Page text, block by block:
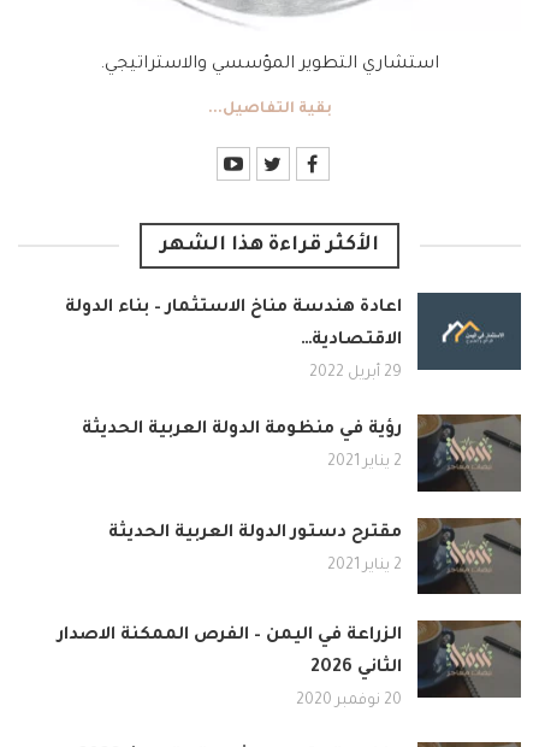
استشاري التطوير المؤسسي والاستراتيجي.
بقية التفاصيل...
الأكثر قراءة هذا الشهر
اعادة هندسة مناخ الاستثمار – بناء الدولة
الاقتصادية…
29 أبريل 2022
رؤية في منظومة الدولة العربية الحديثة
2 يناير 2021
مقترح دستور الدولة العربية الحديثة
2 يناير 2021
الزراعة في اليمن – الفرص الممكنة الاصدار
الثاني 2026
20 نوفمبر 2020